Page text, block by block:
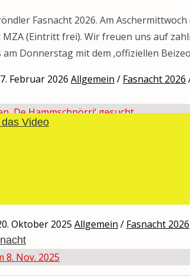
Video
Fasnacht 2026. Am
(Eintritt frei). Wir freuen uns auf
Donnerstag mit dem ‚offiziellen
Februar 2026 Allgemein / Fasnacht 2026
‚De Hammschnörri‘ gesucht
2026 der blauen
für die unzähligen Arbeitsstunden
und treuen Inserenten des
Oktober 2025 Allgemein / Fasnacht 2026